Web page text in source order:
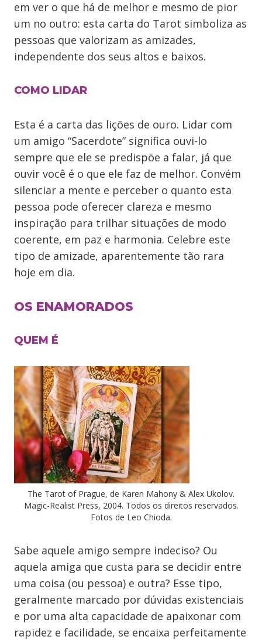
em ver o que há de melhor e mesmo de pior
um no outro: esta carta do Tarot simboliza as
pessoas que valorizam as amizades,
independente dos seus altos e baixos.
COMO LIDAR
Esta é a carta das lições de ouro. Lidar com
um amigo “Sacerdote” significa ouvi-lo
sempre que ele se predispõe a falar, já que
ouvir você é o que ele faz de melhor. Convém
silenciar a mente e perceber o quanto esta
pessoa pode oferecer clareza e mesmo
inspiração para trilhar situações de modo
coerente, em paz e harmonia. Celebre este
tipo de amizade, aparentemente tão rara
hoje em dia.
OS ENAMORADOS
QUEM É
The Tarot of Prague, de Karen Mahony & Alex Ukolov.
Magic-Realist Press, 2004. Todos os direitos reservados.
Fotos de Leo Chioda.
Sabe aquele amigo sempre indeciso? Ou
aquela amiga que custa para se decidir entre
uma coisa (ou pessoa) e outra? Esse tipo,
geralmente marcado por dúvidas existenciais
e por uma alta capacidade de apaixonar com
rapidez e facilidade, se encaixa perfeitamente